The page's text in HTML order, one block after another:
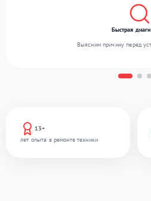
13+
лет опыта в ремонте техники
Быстрая
Выясним причину перед